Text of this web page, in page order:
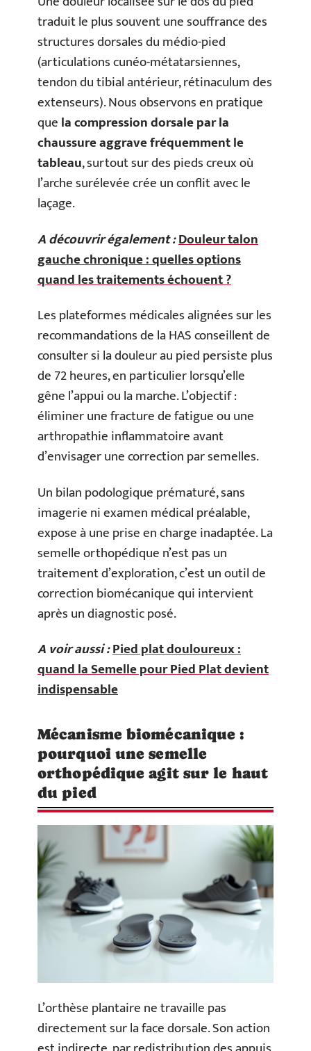
traduit le plus souvent une souffrance des
structures dorsales du médio-pied
(articulations cunéo-métatarsiennes,
tendon du tibial antérieur, rétinaculum des
extenseurs). Nous observons en pratique
quela compression dorsale par la
chaussure aggrave fréquemment le
tableau, surtout sur des pieds creux où
l’arche surélevée crée un conflit avec le
laçage.
A découvrir également :Douleur talon
gauche chronique : quelles options
quand les traitements échouent ?
Les plateformes médicales alignées sur les
recommandations de la HAS conseillent de
consulter si la douleur au pied persiste plus
de 72 heures, en particulier lorsqu’elle
gêne l’appui ou la marche. L’objectif :
éliminer une fracture de fatigue ou une
arthropathie inflammatoire avant
d’envisager une correction par semelles.
Un bilan podologique prématuré, sans
imagerie ni examen médical préalable,
expose à une prise en charge inadaptée. La
semelle orthopédique n’est pas un
traitement d’exploration, c’est un outil de
correction biomécanique qui intervient
après un diagnostic posé.
A voir aussi :Pied plat douloureux :
quand la Semelle pour Pied Plat devient
indispensable
Mécanisme biomécanique :
pourquoi une semelle
orthopédique agit sur le haut
du pied
L’orthèse plantaire ne travaille pas
directement sur la face dorsale. Son action